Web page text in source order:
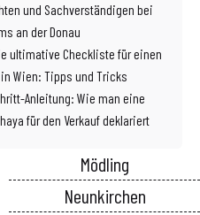
und Sachverständigen bei
an der Donau
ultimative Checkliste für einen
Wien: Tipps und Tricks
Anleitung: Wie man eine
für den Verkauf deklariert
Mödling
Neunkirchen